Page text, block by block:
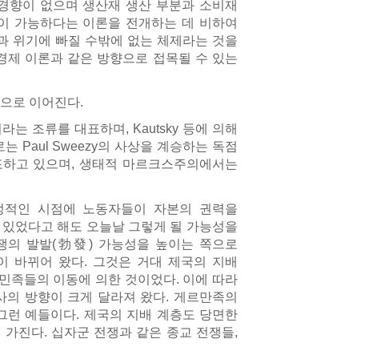
향이 없으며 생산재 생산 부분과 소비재
가능하다는 이론을 전개하는 데 비하여
위기에 빠질 수밖에 없는 체제라는 것을
제 이론과 같은 방향으로 접목될 수 있는
로 이어진다.
는 조류를 대표하며, Kautsky 등에 의해
Paul Sweezy의 사상을 계승하는 독점
고 있으며, 생태적 마르크스주의에서는
인 시점에 노동자들이 자본의 권력을
었다고 해도 오늘날 그렇게 될 가능성을
의 발발(勃發) 가능성을 높이는 쪽으로
바뀌어 왔다. 그것은 거대 제국의 지배
족들의 이동에 의한 것이었다. 이에 따라
방향이 크게 달라져 왔다. 게르만족의
런 예들이다. 제국의 지배 계층도 당면한
진다. 십자군 전쟁과 같은 종교 전쟁들,